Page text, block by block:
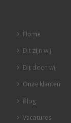
Home
Dit zijn wij
Dit doen wij
Onze klanten
Blog
Vacatures